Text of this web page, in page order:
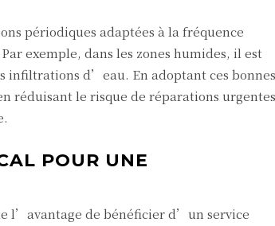
périodiques adaptées à la fréquence
exemple, dans les zones humides, il est
d’eau. En adoptant ces bonnes
réduisant le risque de réparations urgentes
POUR UNE
l’avantage de bénéficier d’un service